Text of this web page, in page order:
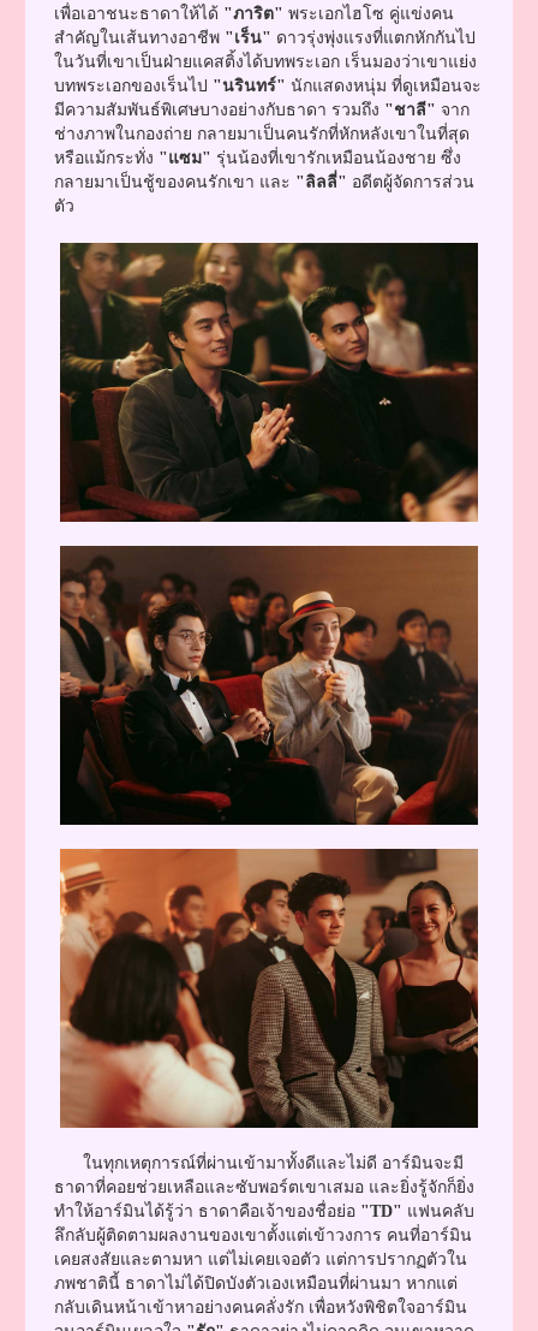
เพื่อเอาชนะธาดาให้ได้ "ภาริต" พระเอกไฮโซ คู่แข่งคน
สำคัญในเส้นทางอาชีพ "เร็น" ดาวรุ่งพุ่งแรงที่แตกหักกันไป
ในวันที่เขาเป็นฝ่ายแคสติ้งได้บทพระเอก เร็นมองว่าเขาแย่ง
บทพระเอกของเร็นไป "นรินทร์" นักแสดงหนุ่ม ที่ดูเหมือนจะ
มีความสัมพันธ์พิเศษบางอย่างกับธาดา รวมถึง "ชาลี" จาก
ช่างภาพในกองถ่าย กลายมาเป็นคนรักที่หักหลังเขาในที่สุด
หรือแม้กระทั่ง "แซม" รุ่นน้องที่เขารักเหมือนน้องชาย ซึ่ง
กลายมาเป็นชู้ของคนรักเขา และ "ลิลลี่" อดีตผู้จัดการส่วน
ตัว
ในทุกเหตุการณ์ที่ผ่านเข้ามาทั้งดีและไม่ดี อาร์มินจะมี
ธาดาที่คอยช่วยเหลือและซับพอร์ตเขาเสมอ และยิ่งรู้จักก็ยิ่ง
ทำให้อาร์มินได้รู้ว่า ธาดาคือเจ้าของชื่อย่อ "TD" แฟนคลับ
ลึกลับผู้ติดตามผลงานของเขาตั้งแต่เข้าวงการ คนที่อาร์มิน
เคยสงสัยและตามหา แต่ไม่เคยเจอตัว แต่การปรากฏตัวใน
ภพชาตินี้ ธาดาไม่ได้ปิดบังตัวเองเหมือนที่ผ่านมา หากแต่
กลับเดินหน้าเข้าหาอย่างคนคลั่งรัก เพื่อหวังพิชิตใจอาร์มิน